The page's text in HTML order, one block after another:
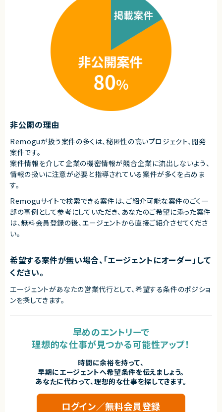
非公開の理由
Remoguが扱う案件の多くは、秘匿性の高いプロジェクト、開発
案件です。
案件情報を介して企業の機密情報が競合企業に流出しないよう、
情報の扱いに注意が必要と指導されている案件が多くを占めま
す。
Remoguサイトで検索できる案件は、ご紹介可能な案件のごく一
部の事例として参考にしていただき、 あなたのご希望に添った案件
は、無料会員登録の後、エージェントから直接ご紹介させてくださ
い。
希望する案件が無い場合、「エージェントにオーダー」して
ください。
エージェントがあなたの営業代行として、希望する条件のポジショ
ンを探してきます。
早めのエントリーで
理想的な仕事が見つかる可能性アップ！
時間に余裕を持って、
早期にエージェントへ希望条件を伝えましょう。
あなたに代わって、理想的な仕事を探してきます。
ログイン／無料会員登録